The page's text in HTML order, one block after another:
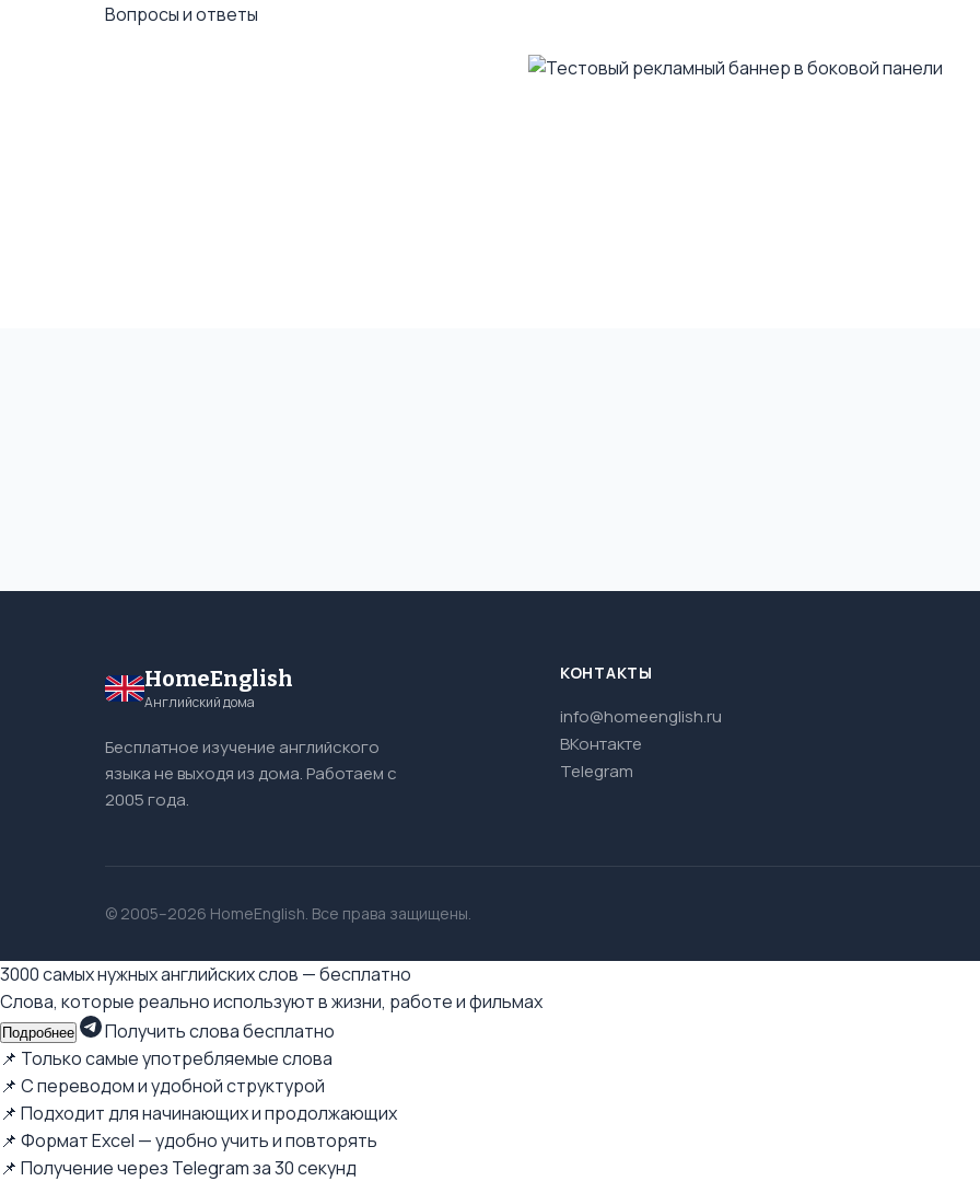
Вопросы и ответы
HomeEnglish
Английский дома
Бесплатное изучение английского
языка не выходя из дома. Работаем с
2005 года.
КОНТАКТЫ
info@homeenglish.ru
ВКонтакте
Telegram
© 2005–2026 HomeEnglish. Все права защищены.
3000 самых нужных английских слов — бесплатно
Слова, которые реально используют в жизни, работе и фильмах
Подробнее
Получить слова бесплатно
📌 Только самые употребляемые слова
📌 С переводом и удобной структурой
📌 Подходит для начинающих и продолжающих
📌 Формат Excel — удобно учить и повторять
📌 Получение через Telegram за 30 секунд